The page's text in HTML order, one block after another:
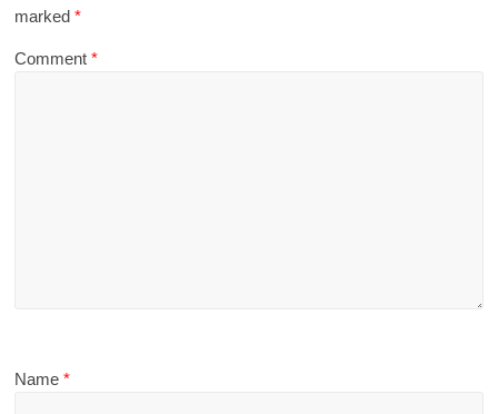
marked*
Comment*
Name*